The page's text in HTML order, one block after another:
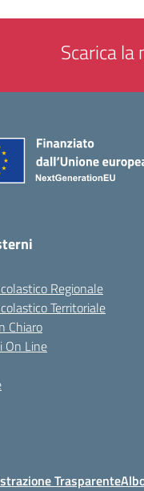
Scarica
Regionale
Territoriale
Chiaro
On Line
Trasparente